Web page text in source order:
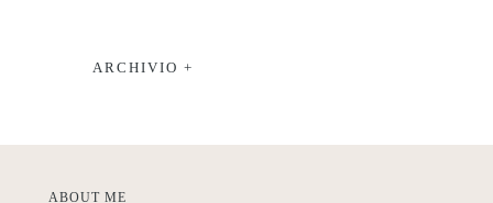
ARCHIVIO +
ABOUT ME